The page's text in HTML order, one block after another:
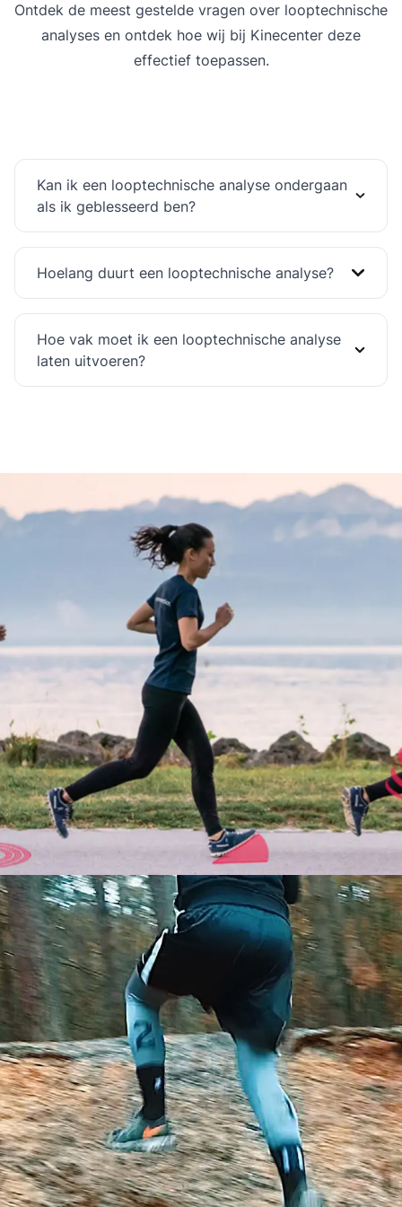
Ontdek de meest gestelde vragen over looptechnische
analyses en ontdek hoe wij bij Kinecenter deze
effectief toepassen.
Kan ik een looptechnische analyse ondergaan
als ik geblesseerd ben?
Hoelang duurt een looptechnische analyse?
Hoe vak moet ik een looptechnische analyse
laten uitvoeren?